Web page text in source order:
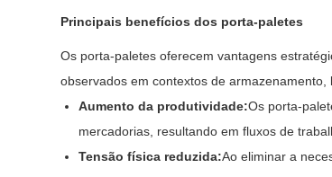
Principais benefícios dos porta-paletes
Os porta-paletes oferecem vantagens
observados em contextos de armazenamento,
Aumento da produtividade:Os porta-
mercadorias, resultando em fluxos de
Tensão física reduzida:Ao eliminar a